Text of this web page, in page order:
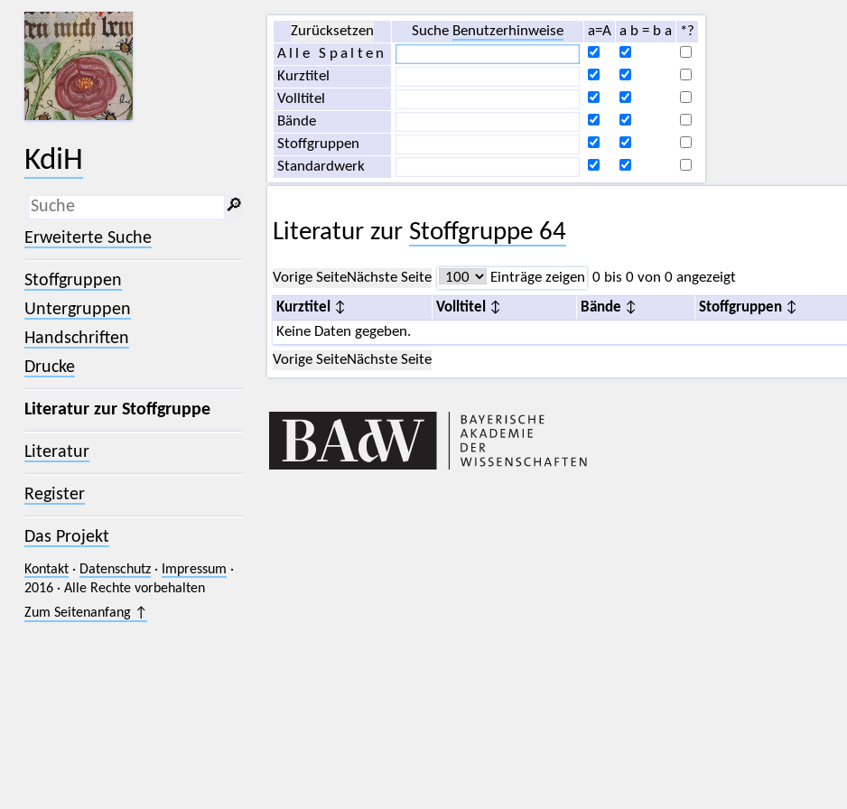
KdiH
_
(der Unterstrich) ist Platzhalter für
genau ein Zeichen.
% (das Prozentzeichen) ist Platzhalter
für kein, ein oder mehr als ein
🔎︎
Erweiterte Suche
Stoffgruppen
Untergruppen
Handschriften
Drucke
Literatur zur Stoffgruppe
Literatur
Register
Das Projekt
Kontakt· Datenschutz· Impressum ·
2016 · Alle Rechte vorbehalten
Zum Seitenanfang ↑
Zurücksetzen Suche Benutzerhinweise a=A a b = b a
*?
Alle Spalten
Kurztitel
Volltitel
Bände
Stoffgruppen
Standardwerk
Literatur zur Stoffgruppe 64
Vorige SeiteNächste Seite Einträge zeigen 0 bis 0 von 0 angezeigt
Kurztitel Volltitel Bände Stoffgruppen
Keine Daten gegeben.
Vorige SeiteNächste Seite